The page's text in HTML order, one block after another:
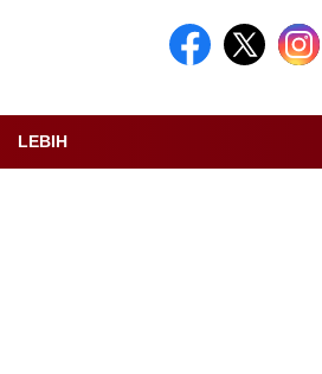
LEBIH